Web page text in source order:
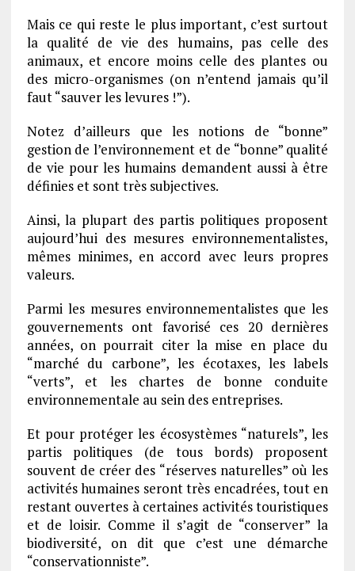
Mais ce qui reste le plus important, c’est surtout
la qualité de vie des humains, pas celle des
animaux, et encore moins celle des plantes ou
des micro-organismes (on n’entend jamais qu’il
faut “sauver les levures !”).
Notez d’ailleurs que les notions de “bonne”
gestion de l’environnement et de “bonne” qualité
de vie pour les humains demandent aussi à être
définies et sont très subjectives.
Ainsi, la plupart des partis politiques proposent
aujourd’hui des mesures environnementalistes,
mêmes minimes, en accord avec leurs propres
valeurs.
Parmi les mesures environnementalistes que les
gouvernements ont favorisé ces 20 dernières
années, on pourrait citer la mise en place du
“marché du carbone”, les écotaxes, les labels
“verts”, et les chartes de bonne conduite
environnementale au sein des entreprises.
Et pour protéger les écosystèmes “naturels”, les
partis politiques (de tous bords) proposent
souvent de créer des “réserves naturelles” où les
activités humaines seront très encadrées, tout en
restant ouvertes à certaines activités touristiques
et de loisir. Comme il s’agit de “conserver” la
biodiversité, on dit que c’est une démarche
“conservationniste”.